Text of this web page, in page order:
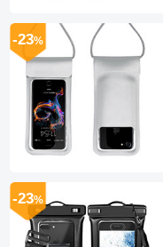
-23%
-23%